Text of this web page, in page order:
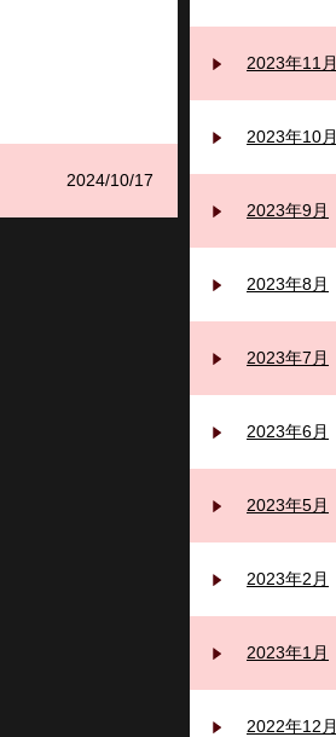
2024/10/17
2023年11月
2023年10月
2023年9月
2023年8月
2023年7月
2023年6月
2023年5月
2023年2月
2023年1月
2022年12月